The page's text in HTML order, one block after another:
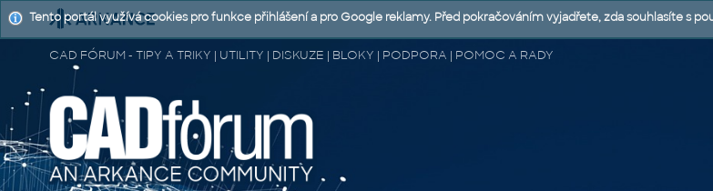
CAD FÓRUM - TIPY A TRIKY | UTILITY | DISKUZE | BLOKY | PODPORA | POMOC A RADY
Tento portál využívá cookies pro funkce přihlášení a pro Google reklamy. Před pokračováním vyjadřete, zda souhlasíte s